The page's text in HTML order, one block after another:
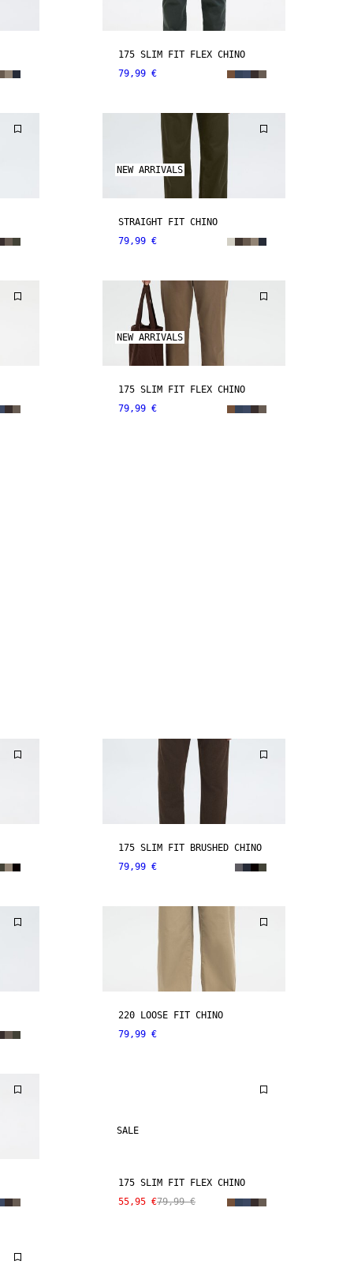
175 SLIM FIT FLEX CHINO
79,99 €
NEW ARRIVALS
STRAIGHT FIT CHINO
79,99 €
NEW ARRIVALS
175 SLIM FIT FLEX CHINO
79,99 €
175 SLIM FIT BRUSHED CHINO
79,99 €
220 LOOSE FIT CHINO
79,99 €
SALE
175 SLIM FIT FLEX CHINO
55,95 €79,99 €